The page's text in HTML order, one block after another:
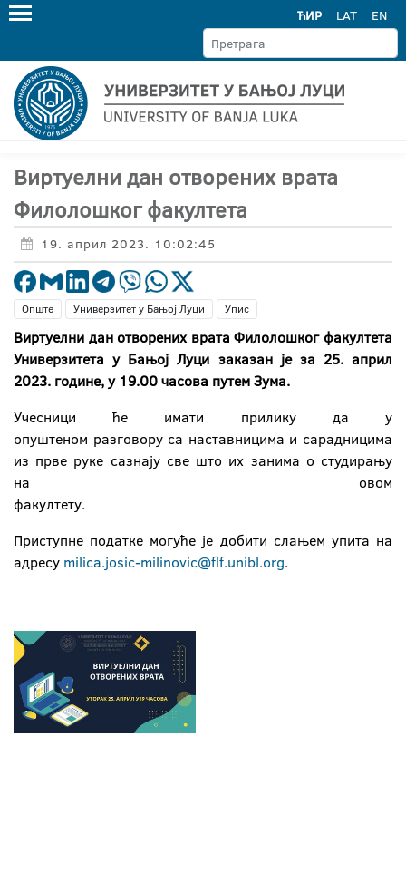
ЋИР LAT EN
Виртуелни дан отворених врата
Филолошког факултета
19. април 2023. 10:02:45
Опште Универзитет у Бањој Луци Упис
Виртуелни дан отворених врата Филолошког факултета
Универзитета у Бањој Луци заказан је за 25. април
2023. године, у 19.00 часова путем Зума.
Учесници ће имати прилику да у
опуштеном разговору са наставницима и сарадницима
из прве руке сазнају све што их занима о студирању
на овом
Приступне податке могуће је добити слањем упита на
адресу milica.josic-milinovic@flf.unibl.org.